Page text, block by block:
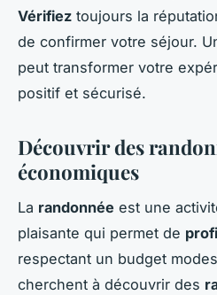
Vérifiez toujours la
de confirmer votre séjour.
peut transformer votre
positif et sécurisé.
Découvrir des
économiques
La randonnée est une
plaisante qui permet de
respectant un budget
cherchent à découvrir des